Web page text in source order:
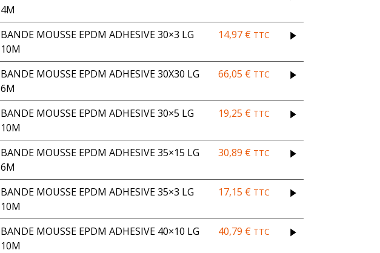
4M
BANDE MOUSSE EPDM ADHESIVE 30×3 LG
10M
14,97 € TTC
BANDE MOUSSE EPDM ADHESIVE 30X30 LG
6M
66,05 € TTC
BANDE MOUSSE EPDM ADHESIVE 30×5 LG
10M
19,25 € TTC
BANDE MOUSSE EPDM ADHESIVE 35×15 LG
6M
30,89 € TTC
BANDE MOUSSE EPDM ADHESIVE 35×3 LG
10M
17,15 € TTC
BANDE MOUSSE EPDM ADHESIVE 40×10 LG
10M
40,79 € TTC